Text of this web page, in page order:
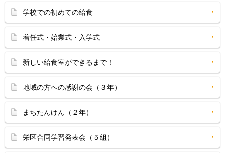
学校での初めての給食
着任式・始業式・入学式
新しい給食室ができるまで！
地域の方への感謝の会（３年）
まちたんけん（２年）
栄区合同学習発表会（５組）